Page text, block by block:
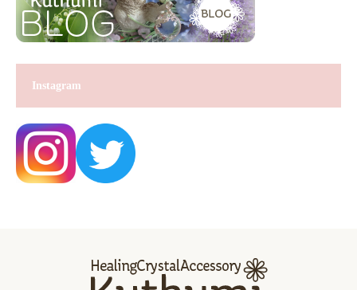
Instagram